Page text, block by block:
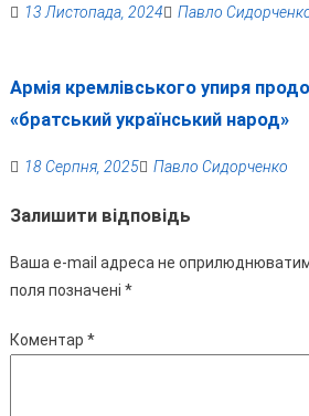
13 Листопада, 2024 Павло
Армія кремлівського упиря
«братський український народ»
18 Серпня, 2025 Павло Сидорченко
Залишити відповідь
Ваша e-mail адреса не
поля позначені *
Коментар *